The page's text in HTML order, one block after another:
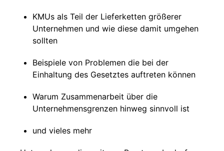
KMUs als Teil der Lieferketten größerer
Unternehmen und wie diese damit umgehen
sollten
Beispiele von Problemen die bei der
Einhaltung des Gesetztes auftreten können
Warum Zusammenarbeit über die
Unternehmensgrenzen hinweg sinnvoll ist
und vieles mehr